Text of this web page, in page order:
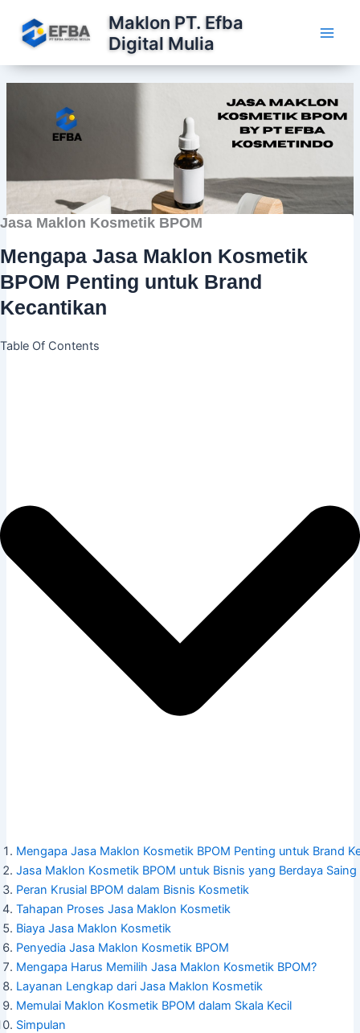
konten
Maklon PT. Efba
Digital Mulia
Jasa Maklon Kosmetik BPOM
Mengapa Jasa Maklon Kosmetik
BPOM Penting untuk Brand
Kecantikan
Table Of Contents
Mengapa Jasa Maklon Kosmetik BPOM Penting untuk Brand
Jasa Maklon Kosmetik BPOM untuk Bisnis yang Berdaya Saing
Peran Krusial BPOM dalam Bisnis Kosmetik
Tahapan Proses Jasa Maklon Kosmetik
Biaya Jasa Maklon Kosmetik
Penyedia Jasa Maklon Kosmetik BPOM
Mengapa Harus Memilih Jasa Maklon Kosmetik BPOM?
Layanan Lengkap dari Jasa Maklon Kosmetik
Memulai Maklon Kosmetik BPOM dalam Skala Kecil
Simpulan